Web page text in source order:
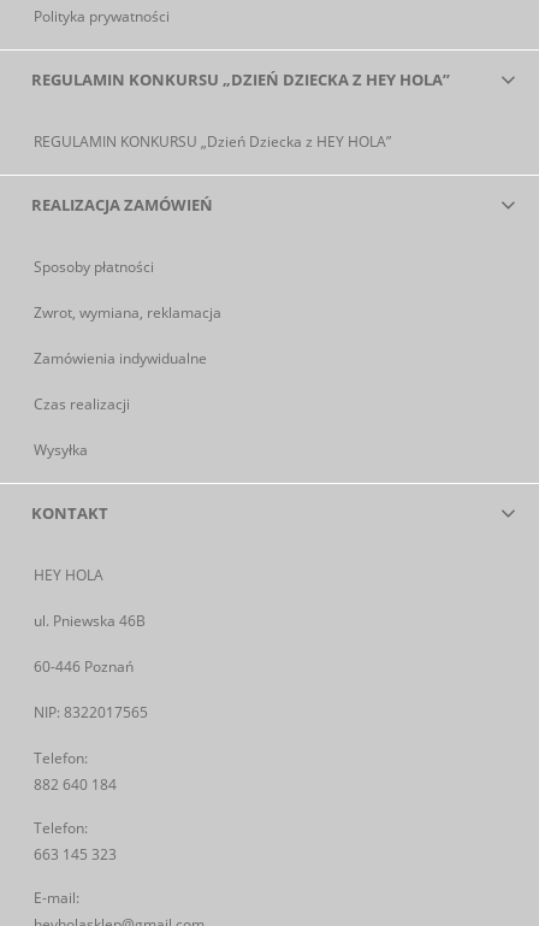
Polityka prywatności
REGULAMIN KONKURSU „DZIEŃ DZIECKA Z HEY HOLA”
REGULAMIN KONKURSU „Dzień Dziecka z HEY HOLA”
REALIZACJA ZAMÓWIEŃ
Sposoby płatności
Zwrot, wymiana, reklamacja
Zamówienia indywidualne
Czas realizacji
Wysyłka
KONTAKT
HEY HOLA
ul. Pniewska 46B
60-446 Poznań
NIP: 8322017565
Telefon:
882 640 184
Telefon:
663 145 323
E-mail: